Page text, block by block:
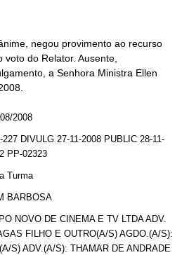
negou provimento ao recurso
do Relator. Ausente,
a Senhora Ministra Ellen
2008
227 DIVULG 27-11-2008 PUBLIC 28-11-
PP-02323
Turma
BARBOSA
NOVO DE CINEMA E TV LTDA ADV.
FILHO E OUTRO(A/S) AGDO.(A/S):
S) ADV.(A/S): THAMAR DE ANDRADE